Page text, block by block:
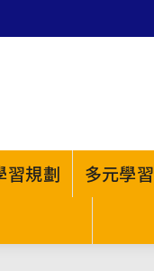
習規劃 多元學習